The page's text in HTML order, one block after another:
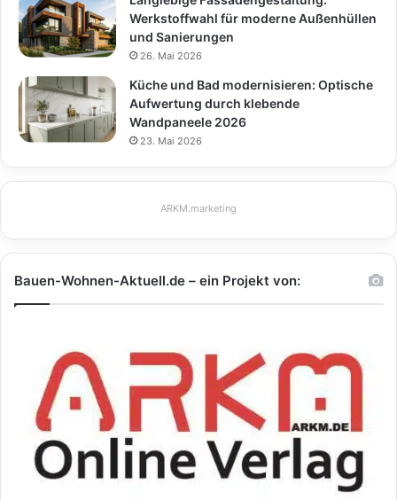
Werkstoffwahl für moderne Außenhüllen
und Sanierungen
26. Mai 2026
Küche und Bad modernisieren: Optische
Aufwertung durch klebende
Wandpaneele 2026
23. Mai 2026
ARKM.marketing
Bauen-Wohnen-Aktuell.de – ein Projekt von: